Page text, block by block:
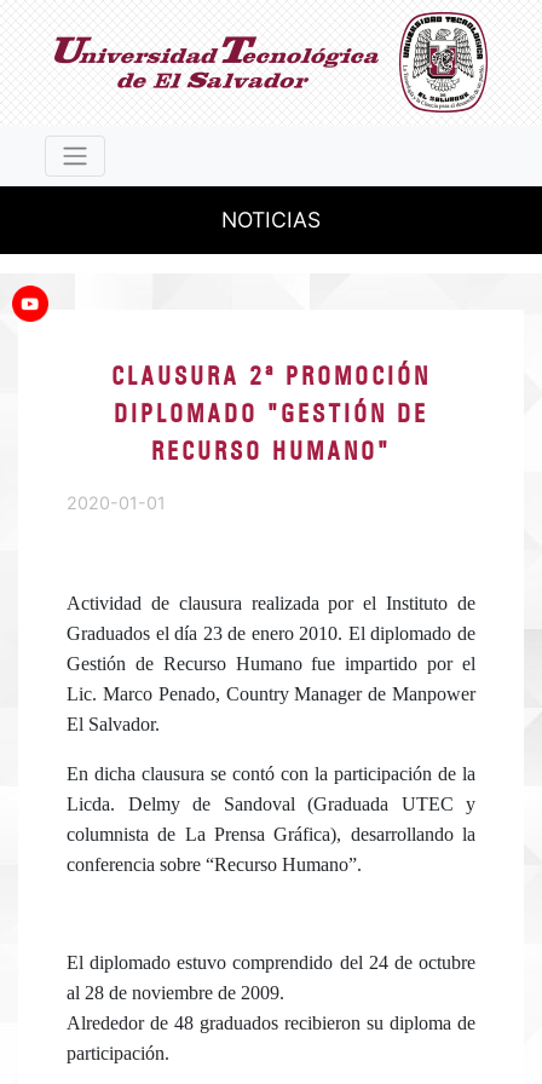
NOTICIAS
CLAUSURA 2ª PROMOCIÓN
DIPLOMADO "GESTIÓN DE
RECURSO HUMANO"
2020-01-01
Actividad de clausura realizada por el Instituto de
Graduados el día 23 de enero 2010. El diplomado de
Gestión de Recurso Humano fue impartido por el
Lic. Marco Penado, Country Manager de Manpower
El Salvador.
En dicha clausura se contó con la participación de la
Licda. Delmy de Sandoval (Graduada UTEC y
columnista de La Prensa Gráfica), desarrollando la
conferencia sobre “Recurso Humano”.
El diplomado estuvo comprendido del 24 de octubre
al 28 de noviembre de 2009.
Alrededor de 48 graduados recibieron su diploma de
participación.